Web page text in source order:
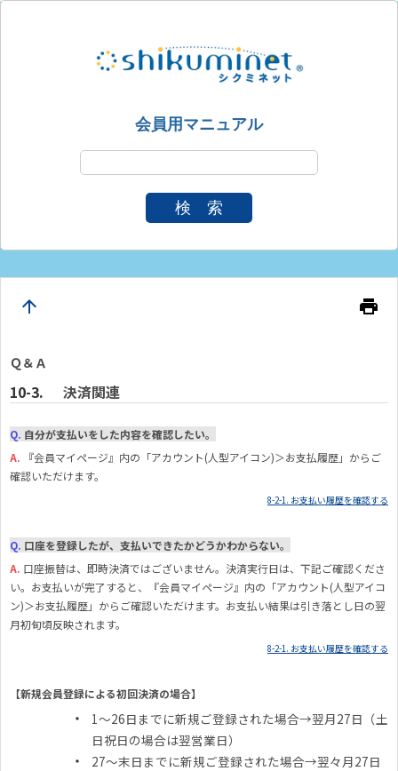
会員用マニュアル
検 索
arrow_upward print
Ｑ＆Ａ
決済関連
Q. 自分が支払いをした内容を確認したい。
A. 『会員マイページ』内の「アカウント(人型アイコン)＞お支払履歴」からご
確認いただけます。
8-2-1. お支払い履歴を確認する
Q. 口座を登録したが、支払いできたかどうかわからない。
A. 口座振替は、即時決済ではございません。決済実行日は、下記ご確認くださ
い。お支払いが完了すると、『会員マイページ』内の「アカウント(人型アイコ
ン)＞お支払履歴」からご確認いただけます。お支払い結果は引き落とし日の翌
月初旬頃反映されます。
8-2-1. お支払い履歴を確認する
【新規会員登録による初回決済の場合】
1～26日までに新規ご登録された場合→翌月27日（土
日祝日の場合は翌営業日）
27～末日までに新規ご登録された場合→翌々月27日